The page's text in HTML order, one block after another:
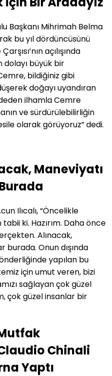
Başkanı Mihrimah Belma
bu yıl dördüncüsünü
açılışında
büyük bir
bildiğiniz gibi
doğayı uyandıran
ilhamla Cemre
ve sürdürülebilirliğin
olarak görüyoruz” dedi.
Maneviyatı
Ilıcalı, “Öncelikle
ki. Hazırım. Daha önce
Alınacak,
burada. Onun dışında
yapılan bu
için umut veren, bizi
sağlayan çok güzel
çok güzel insanlar bir
Chinali
Yaptı